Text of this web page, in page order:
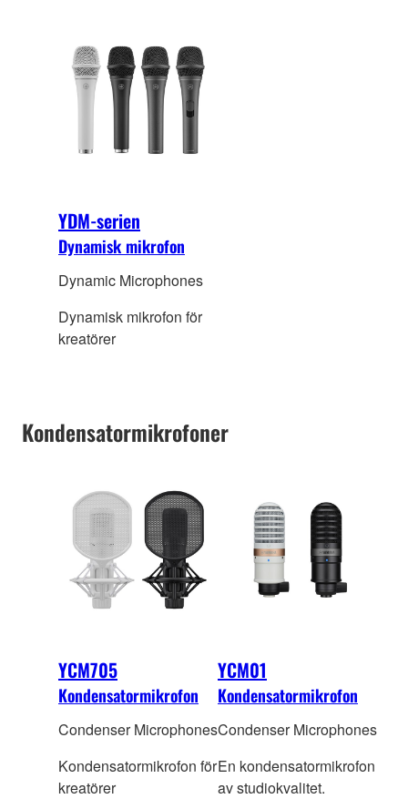
YDM-serien
Dynamisk mikrofon
Dynamic Microphones
Dynamisk mikrofon för
kreatörer
Kondensatormikrofoner
YCM705
Kondensatormikrofon
Condenser Microphones
Kondensatormikrofon för
kreatörer
YCM01
Kondensatormikrofon
Condenser Microphones
En kondensatormikrofon
av studiokvalitet.